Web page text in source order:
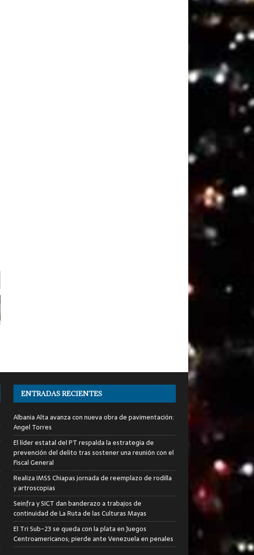
ENTRADAS RECIENTES
Albania Alta avanza con nueva obra de pavimentación:
Angel Torres
El líder estatal del PT respalda la estrategia de
prevención del delito tras sostener una reunión con el
Fiscal General
Realiza IMSS Chiapas jornada de reemplazo de rodilla
y artroscopias
Seinfra y SICT dan banderazo a trabajos de
continuidad de La Ruta de las Culturas Mayas
El Tri Sub-23 se queda con la plata en Juegos
Centroamericanos; pierde ante Venezuela en penales